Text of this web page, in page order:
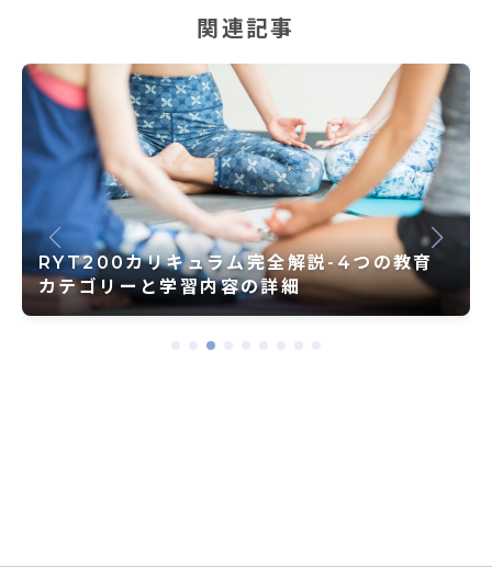
関連記事
心と身体の声に耳を傾ける ― 世界が注目す
る瞑想とヨガの価値